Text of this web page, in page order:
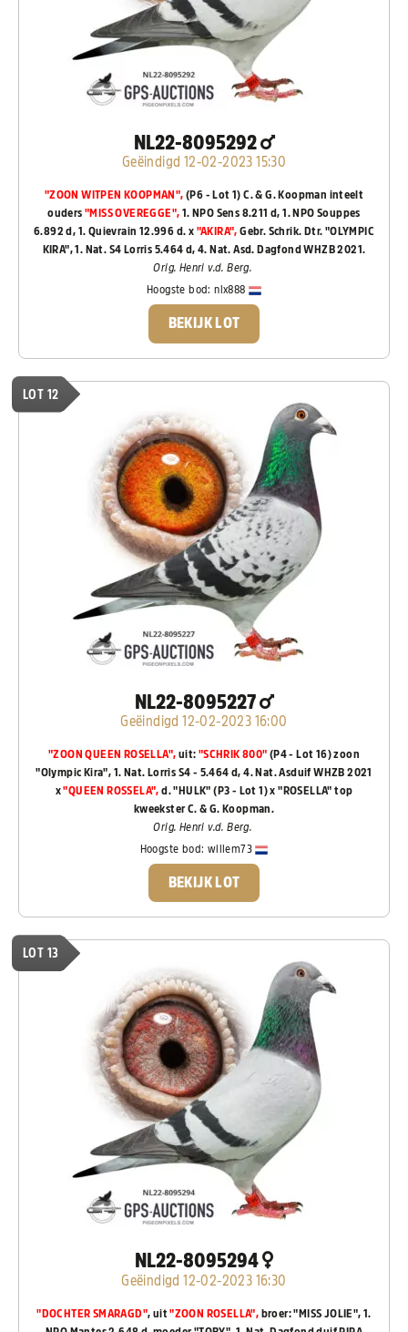
NL22-8095292
Geëindigd 12-02-2023 15:30
"ZOON WITPEN KOOPMAN", (P6 - Lot 1) C. & G. Koopman inteelt
ouders "MISS OVEREGGE", 1. NPO Sens 8.211 d, 1. NPO Souppes
6.892 d, 1. Quievrain 12.996 d. x "AKIRA", Gebr. Schrik. Dtr. "OLYMPIC
KIRA", 1. Nat. S4 Lorris 5.464 d, 4. Nat. Asd. Dagfond WHZB 2021.
Orig. Henri v.d. Berg.
Hoogste bod:nlx888
BEKIJK LOT
LOT 12
NL22-8095227
Geëindigd 12-02-2023 16:00
"ZOONQUEEN ROSELLA", uit: "SCHRIK 800" (P4 - Lot 16) zoon
"Olympic Kira", 1. Nat. Lorris S4 - 5.464 d, 4. Nat. Asduif WHZB 2021
x"QUEEN ROSSELA", d. "HULK" (P3 - Lot 1)x "ROSELLA" top
kweekster C. & G. Koopman.
Orig. Henri v.d. Berg.
Hoogste bod: willem73
BEKIJK LOT
LOT 13
NL22-8095294
Geëindigd 12-02-2023 16:30
"DOCHTER SMARAGD", uit"ZOON ROSELLA", broer: "MISS JOLIE", 1.